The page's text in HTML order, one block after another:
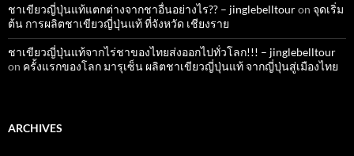
ชาเขียวญี่ปุ่นแท้แตกต่างจากชาอื่นอย่างไร?? – jinglebelltouron จุดเริ่ม
ต้น การผลิตชาเขียวญี่ปุ่นแท้ ที่จังหวัด เชียงราย
ชาเขียวญี่ปุ่นแท้จากไร่ชาของไทยส่งออกไปทั่วโลก!!! – jinglebelltour
on ครั้งแรกของโลก มารุเซ็น ผลิตชาเขียวญี่ปุ่นแท้ จากญี่ปุ่นสู่เมืองไทย
ARCHIVES